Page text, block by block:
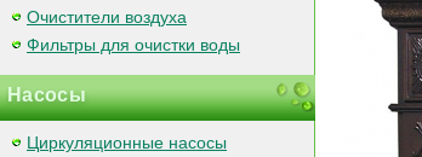
Очистители воздуха
Фильтры для очистки воды
Насосы
Циркуляционные насосы